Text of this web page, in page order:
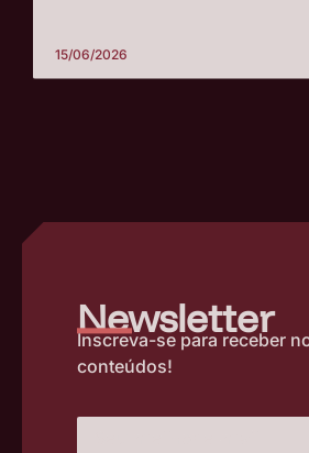
15/06/2026
Newsletter
–
Inscreva-se para receber
conteúdos!